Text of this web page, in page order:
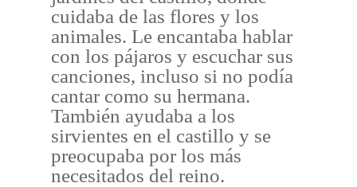
cuidaba de las flores y los
animales. Le encantaba hablar
con los pájaros y escuchar sus
canciones, incluso si no podía
cantar como su hermana.
También ayudaba a los
sirvientes en el castillo y se
preocupaba por los más
necesitados del reino.